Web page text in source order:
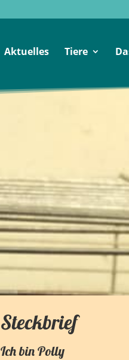
Aktuelles Tiere
Steckbrief
Ich binPolly